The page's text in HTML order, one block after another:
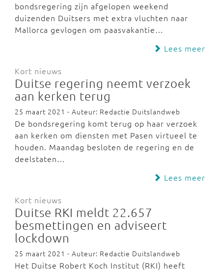
bondsregering zijn afgelopen weekend
duizenden Duitsers met extra vluchten naar
Mallorca gevlogen om paasvakantie…
Lees meer
Kort nieuws
Duitse regering neemt verzoek
aan kerken terug
25 maart 2021 - Auteur: Redactie Duitslandweb
De bondsregering komt terug op haar verzoek
aan kerken om diensten met Pasen virtueel te
houden. Maandag besloten de regering en de
deelstaten…
Lees meer
Kort nieuws
Duitse RKI meldt 22.657
besmettingen en adviseert
lockdown
25 maart 2021 - Auteur: Redactie Duitslandweb
Het Duitse Robert Koch Institut (RKI) heeft